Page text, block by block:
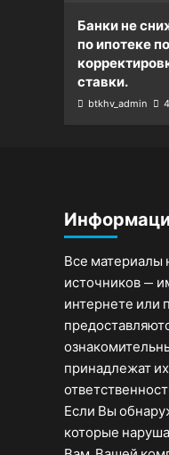
Банки не
по ипотеке
ставки.
btkhv_admin
Все материалы
источников —
интернете или
принадлежат
Если Вы
которые